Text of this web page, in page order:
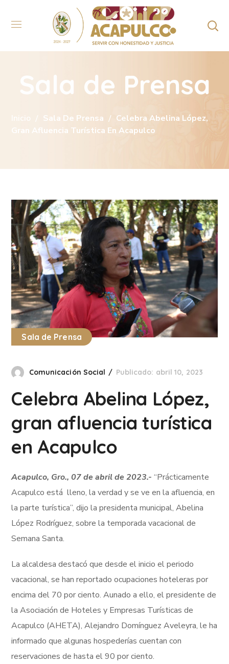
Sala de Prensa
Inicio Sala De Prensa
Celebra Abelina López,
Gran Afluencia Turística En Acapulco
Sala de Prensa
Comunicación Social Publicado: abril 10, 2023
Celebra Abelina López,
gran afluencia turística
en Acapulco
Acapulco, Gro., 07 de abril de 2023.-“Prácticamente
Acapulco está lleno, la verdad y se ve en la afluencia, en
la parte turística”, dijo la presidenta municipal, Abelina
López Rodríguez, sobre la temporada vacacional de
Semana Santa.
La alcaldesa destacó que desde el inicio el periodo
vacacional, se han reportado ocupaciones hoteleras por
encima del 70 por ciento. Aunado a ello, el presidente de
la Asociación de Hoteles y Empresas Turísticas de
Acapulco (AHETA), Alejandro Domínguez Aveleyra, le ha
informado que algunas hospederías cuentan con
reservaciones de hasta el 90 por ciento.